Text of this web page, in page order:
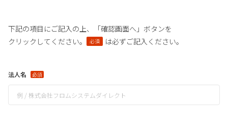
下記の項目にご記入の上、「確認画面へ」ボタンを
クリックしてください。
必須 は必ずご記入ください。
法人名